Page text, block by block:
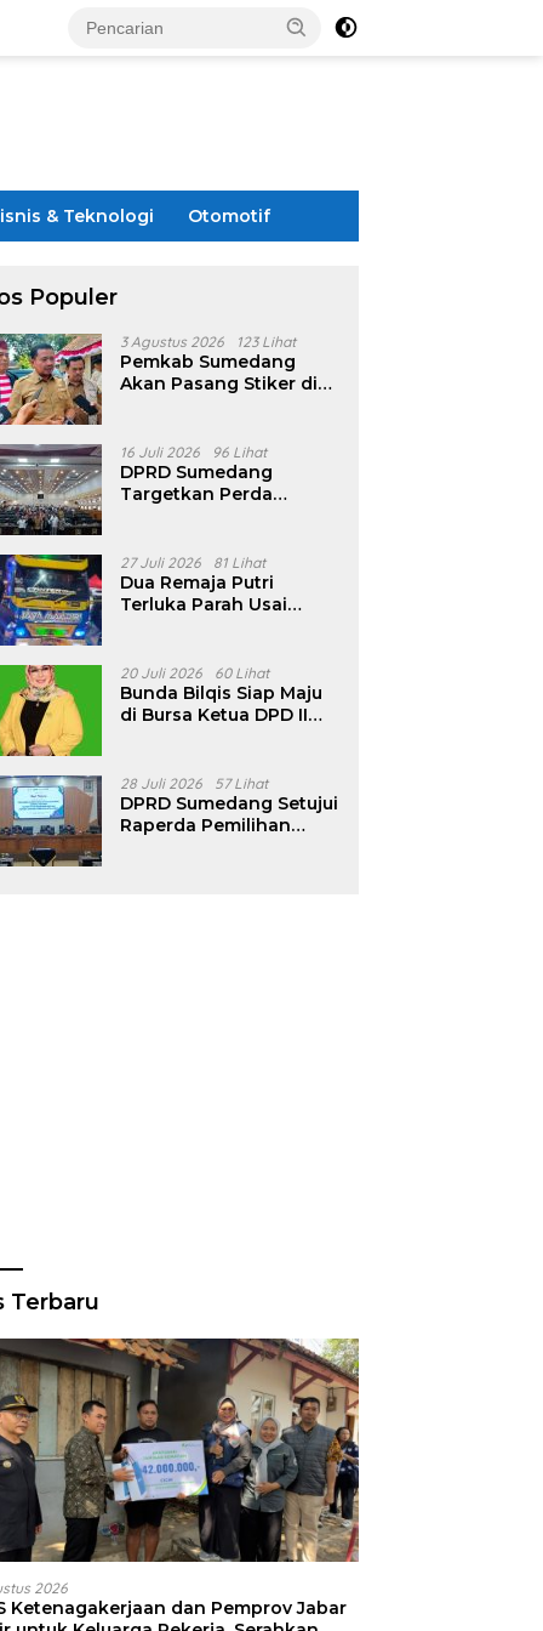
& Teknologi Otomotif
Populer
3 Agustus 2026 123 Lihat
Pemkab Sumedang
Akan Pasang Stiker di
16 Juli 2026 96 Lihat
DPRD Sumedang
Targetkan Perda
Pencalonan Diperjelas
27 Juli 2026 81 Lihat
Dua Remaja Putri
Terluka Parah Usai
Tanjungsari Sumedang
20 Juli 2026 60 Lihat
Bunda Bilqis Siap Maju
di Bursa Ketua DPD II
28 Juli 2026 57 Lihat
DPRD Sumedang Setujui
Raperda Pemilihan
Terbaru
2026
Ketenagakerjaan dan Pemprov Jabar